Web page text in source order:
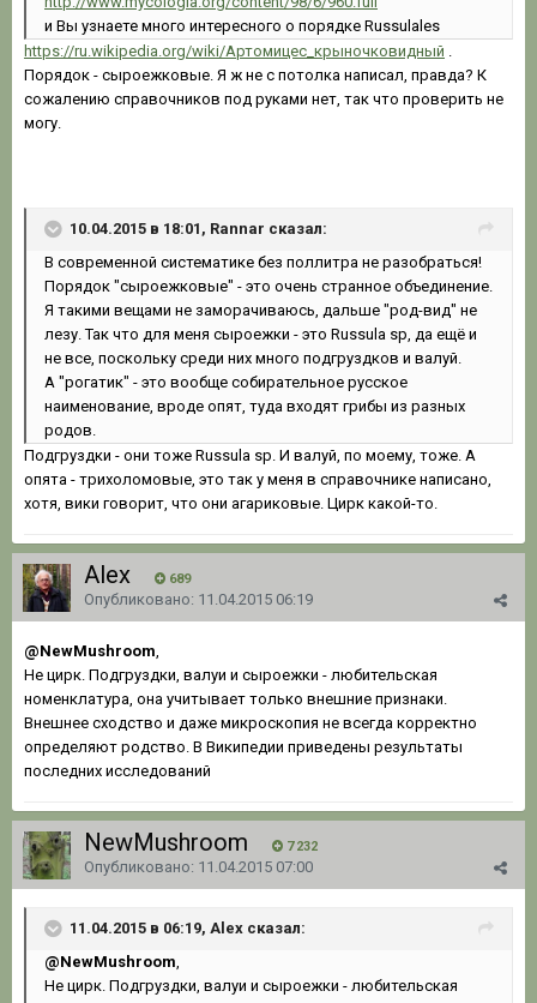
и Вы узнаете много интересного о порядке Russulales
https://ru.wikipedia.org/wiki/Артомицес_крыночковидный .
Порядок - сыроежковые. Я ж не с потолка написал, правда? К
сожалению справочников под руками нет, так что проверить не
могу.
10.04.2015 в 18:01, Rannar сказал:
В современной систематике без поллитра не разобраться!
Порядок "сыроежковые" - это очень странное объединение.
Я такими вещами не заморачиваюсь, дальше "род-вид" не
лезу. Так что для меня сыроежки - это Russula sp, да ещё и
не все, поскольку среди них много подгруздков и валуй.
А "рогатик" - это вообще собирательное русское
наименование, вроде опят, туда входят грибы из разных
родов.
Подгруздки - они тоже Russula sp. И валуй, по моему, тоже. А
опята - трихоломовые, это так у меня в справочнике написано,
хотя, вики говорит, что они агариковые. Цирк какой-то.
Alex 689
Опубликовано: 11.04.2015 06:19
@NewMushroom,
Не цирк. Подгруздки, валуи и сыроежки - любительская
номенклатура, она учитывает только внешние признаки.
Внешнее сходство и даже микроскопия не всегда корректно
определяют родство. В Википедии приведены результаты
последних исследований
NewMushroom 7 232
Опубликовано: 11.04.2015 07:00
11.04.2015 в 06:19, Alex сказал:
@NewMushroom,
Не цирк. Подгруздки, валуи и сыроежки - любительская